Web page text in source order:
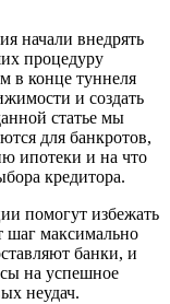
начали внедрять
процедуру
в конце туннеля
и создать
статье мы
для банкротов,
ипотеки и на что
кредитора.
помогут избежать
шаг максимально
банки, и
на успешное
неудач.